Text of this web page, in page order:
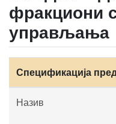
фракциони
управљања
Спецификација
Назив